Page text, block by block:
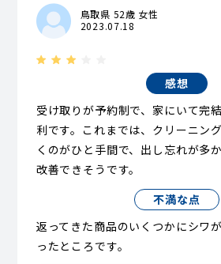
鳥取県 52歳 女性
2023.07.18
感想
受け取りが予約制で、家にいて完
利です。これまでは、クリーニン
くのがひと手間で、出し忘れが多
改善できそうです。
不満な点
返ってきた商品のいくつかにシワ
ったところです。